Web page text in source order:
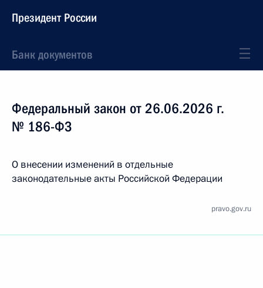
Президент России
Банк документов
Федеральный закон от 26.06.2026 г.
№ 186-ФЗ
О внесении изменений в отдельные
законодательные акты Российской Федерации
pravo.gov.ru